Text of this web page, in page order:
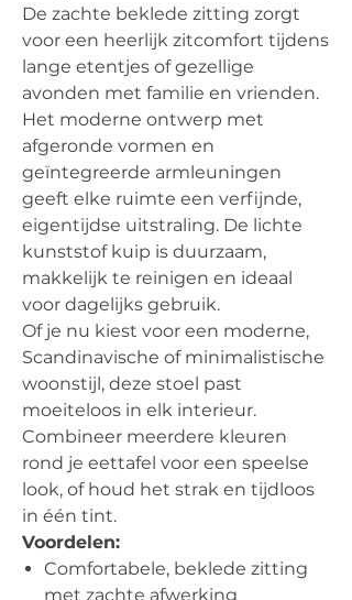
De zachte beklede zitting zorgt
voor een heerlijk zitcomfort tijdens
lange etentjes of gezellige
avonden met familie en vrienden.
Het moderne ontwerp met
afgeronde vormen en
geïntegreerde armleuningen
geeft elke ruimte een verfijnde,
eigentijdse uitstraling. De lichte
kunststof kuip is duurzaam,
makkelijk te reinigen en ideaal
voor dagelijks gebruik.
Of je nu kiest voor een moderne,
Scandinavische of minimalistische
woonstijl, deze stoel past
moeiteloos in elk interieur.
Combineer meerdere kleuren
rond je eettafel voor een speelse
look, of houd het strak en tijdloos
in één tint.
Voordelen:
Comfortabele, beklede zitting
met zachte afwerking